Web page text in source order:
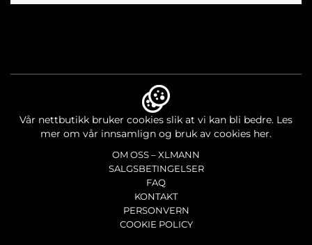
Vår nettbutikk bruker cookies slik at vi kan bli bedre. Les
mer om vår innsamlign og bruk av cookies her.
OM OSS – XLMANN
SALGSBETINGELSER
FAQ
KONTAKT
PERSONVERN
COOKIE POLICY